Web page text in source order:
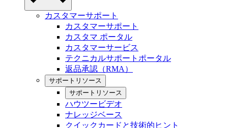
カスタマーサポート
カスタマーサポート
カスタマ ポータル
カスタマーサービス
テクニカルサポートポータル
返品承認（RMA）
サポートリソース
サポートリソース
ハウツービデオ
ナレッジベース
クイックカードと技術的ヒント